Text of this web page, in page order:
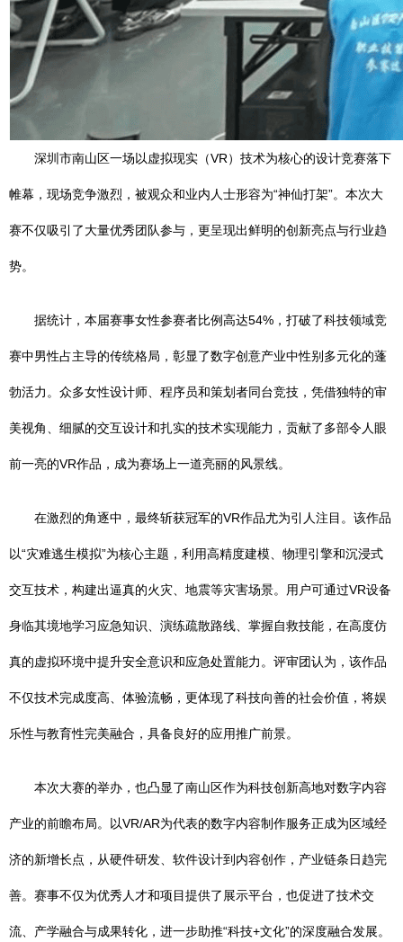
深圳市南山区一场以虚拟现实（VR）技术为核心的设计竞赛落下
帷幕，现场竞争激烈，被观众和业内人士形容为“神仙打架”。本次大
赛不仅吸引了大量优秀团队参与，更呈现出鲜明的创新亮点与行业趋
势。
据统计，本届赛事女性参赛者比例高达54%，打破了科技领域竞
赛中男性占主导的传统格局，彰显了数字创意产业中性别多元化的蓬
勃活力。众多女性设计师、程序员和策划者同台竞技，凭借独特的审
美视角、细腻的交互设计和扎实的技术实现能力，贡献了多部令人眼
前一亮的VR作品，成为赛场上一道亮丽的风景线。
在激烈的角逐中，最终斩获冠军的VR作品尤为引人注目。该作品
以“灾难逃生模拟”为核心主题，利用高精度建模、物理引擎和沉浸式
交互技术，构建出逼真的火灾、地震等灾害场景。用户可通过VR设备
身临其境地学习应急知识、演练疏散路线、掌握自救技能，在高度仿
真的虚拟环境中提升安全意识和应急处置能力。评审团认为，该作品
不仅技术完成度高、体验流畅，更体现了科技向善的社会价值，将娱
乐性与教育性完美融合，具备良好的应用推广前景。
本次大赛的举办，也凸显了南山区作为科技创新高地对数字内容
产业的前瞻布局。以VR/AR为代表的数字内容制作服务正成为区域经
济的新增长点，从硬件研发、软件设计到内容创作，产业链条日趋完
善。赛事不仅为优秀人才和项目提供了展示平台，也促进了技术交
流、产学融合与成果转化，进一步助推“科技+文化”的深度融合发展。